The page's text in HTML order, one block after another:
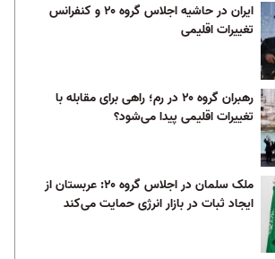
ایران در حاشیه اجلاس گروه ۲۰ و کنفرانس
تغییرات اقلیمی
رهبران گروه ۲۰ در رم؛ راهی برای مقابله با
تغییرات اقلیمی پیدا می‌شود؟
ملک سلمان در اجلاس گروه ۲۰: عربستان از
ایجاد ثبات در بازار انرژی حمایت می‌کند